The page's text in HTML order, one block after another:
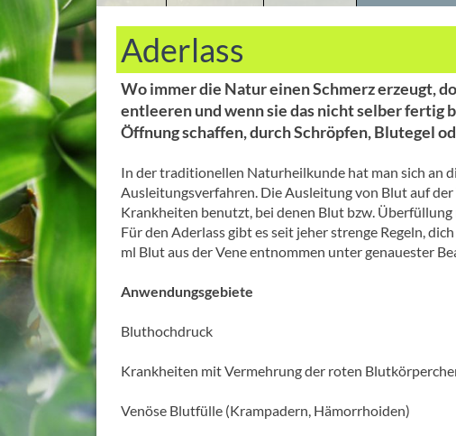
Aderlass
Wo immer die Natur einen Schmerz erzeugt,
entleeren und wenn sie das nicht selber
Öffnung schaffen, durch Schröpfen, Blutegel
In der traditionellen Naturheilkunde hat man sich an
Ausleitungsverfahren. Die Ausleitung von Blut auf
Krankheiten benutzt, bei denen Blut bzw.
Für den Aderlass gibt es seit jeher strenge Regeln,
ml Blut aus der Vene entnommen unter genauester
Anwendungsgebiete
Bluthochdruck
Krankheiten mit Vermehrung der roten
Venöse Blutfülle (Krampadern, Hämorrhoiden)